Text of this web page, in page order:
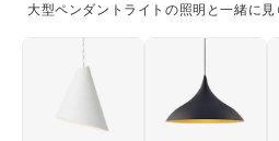
大型ペンダントライトの照明と一緒に見